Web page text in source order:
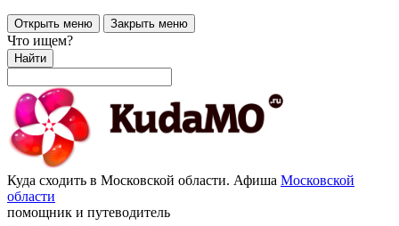
Открыть меню Закрыть меню
Что ищем?
Найти
Куда сходить в Московской области. Афиша Московской
области
помощник и путеводитель